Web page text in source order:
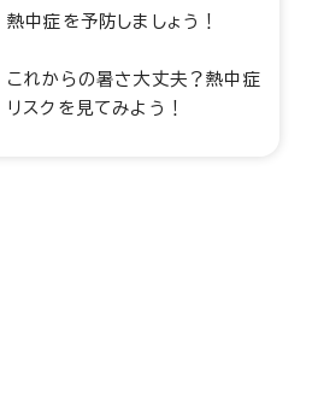
熱中症を予防しましょう！
これからの暑さ大丈夫？熱中症
リスクを見てみよう！